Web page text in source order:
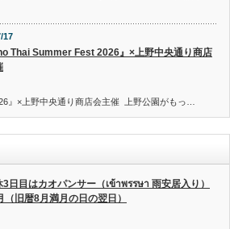
17
Thai Summer Fest 2026』×上野中央通り商店
』×上野中央通り商店会主催 上野公園がもっ…
3日目はカオパンサー（เข้าพรรษา 雨安居入り）
（旧暦8月満月の日の翌日）